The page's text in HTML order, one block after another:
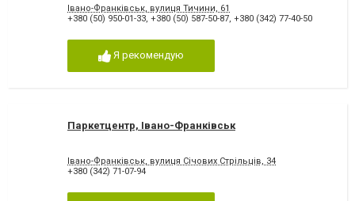
Івано-Франківськ, вулиця Тичини, 61
+380 (50) 950-01-33, +380 (50) 587-50-87, +380 (342) 77-40-50
Я рекомендую
Паркетцентр, Івано-Франківськ
Івано-Франківськ, вулиця Січових Стрільців, 34
+380 (342) 71-07-94